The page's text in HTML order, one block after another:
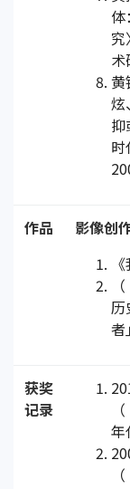
术
炫
作品 影像创
历
者
获奖
记录
年